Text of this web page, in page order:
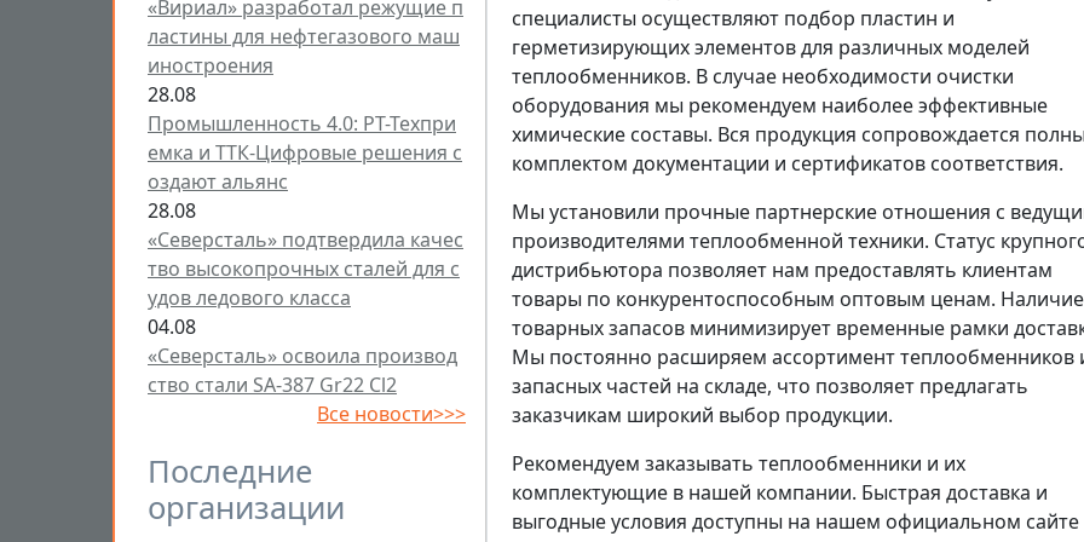
«Вириал» разработал режущие п
ластины для нефтегазового маш
иностроения
28.08
Промышленность 4.0: РТ-Техпри
емка и ТТК-Цифровые решения с
оздают альянс
28.08
«Северсталь» подтвердила качес
тво высокопрочных сталей для с
удов ледового класса
04.08
«Северсталь» освоила производ
ство стали SA-387 Gr22 Cl2
Все новости>>>
Последние
организации
специалисты осуществляют подбор пластин и
герметизирующих элементов для различных моделей
теплообменников. В случае необходимости очистки
оборудования мы рекомендуем наиболее эффективные
химические составы. Вся продукция сопровождается
комплектом документации и сертификатов соответствия.
Мы установили прочные партнерские отношения с
производителями теплообменной техники. Статус
дистрибьютора позволяет нам предоставлять клиентам
товары по конкурентоспособным оптовым ценам. Наличие
товарных запасов минимизирует временные рамки
Мы постоянно расширяем ассортимент теплообменников
запасных частей на складе, что позволяет предлагать
заказчикам широкий выбор продукции.
Рекомендуем заказывать теплообменники и их
комплектующие в нашей компании. Быстрая доставка и
выгодные условия доступны на нашем официальном сайте